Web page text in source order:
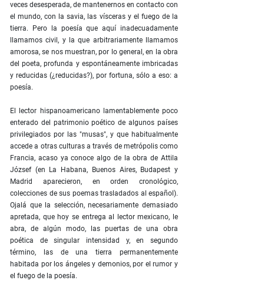
veces desesperada, de mantenernos en contacto con
el mundo, con la savia, las vísceras y el fuego de la
tierra. Pero la poesía que aquí inadecuadamente
llamamos civil, y la que arbitrariamente llamamos
amorosa, se nos muestran, por lo general, en la obra
del poeta, profunda y espontáneamente imbricadas
y reducidas (¿reducidas?), por fortuna, sólo a eso: a
poesía.
El lector hispanoamericano lamentablemente poco
enterado del patrimonio poético de algunos países
privilegiados por las "musas", y que habitualmente
accede a otras culturas a través de metrópolis como
Francia, acaso ya conoce algo de la obra de Attila
József (en La Habana, Buenos Aires, Budapest y
Madrid aparecieron, en orden cronológico,
colecciones de sus poemas trasladados al español).
Ojalá que la selección, necesariamente demasiado
apretada, que hoy se entrega al lector mexicano, le
abra, de algún modo, las puertas de una obra
poética de singular intensidad y, en segundo
término, las de una tierra permanentemente
habitada por los ángeles y demonios, por el rumor y
el fuego de la poesía.